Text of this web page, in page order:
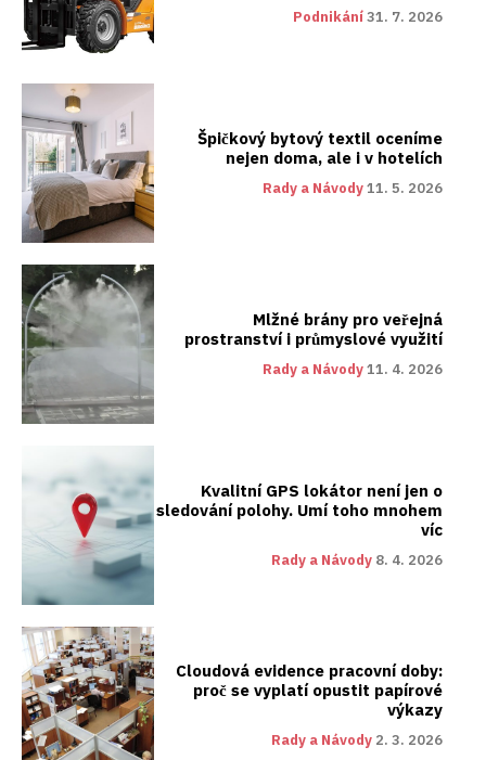
Podnikání31. 7. 2026
Špičkový bytový textil oceníme
nejen doma, ale i v hotelích
Rady a Návody11. 5. 2026
Mlžné brány pro veřejná
prostranství i průmyslové využití
Rady a Návody11. 4. 2026
Kvalitní GPS lokátor není jen o
sledování polohy. Umí toho mnohem
víc
Rady a Návody 8. 4. 2026
Cloudová evidence pracovní doby:
proč se vyplatí opustit papírové
výkazy
Rady a Návody 2. 3. 2026